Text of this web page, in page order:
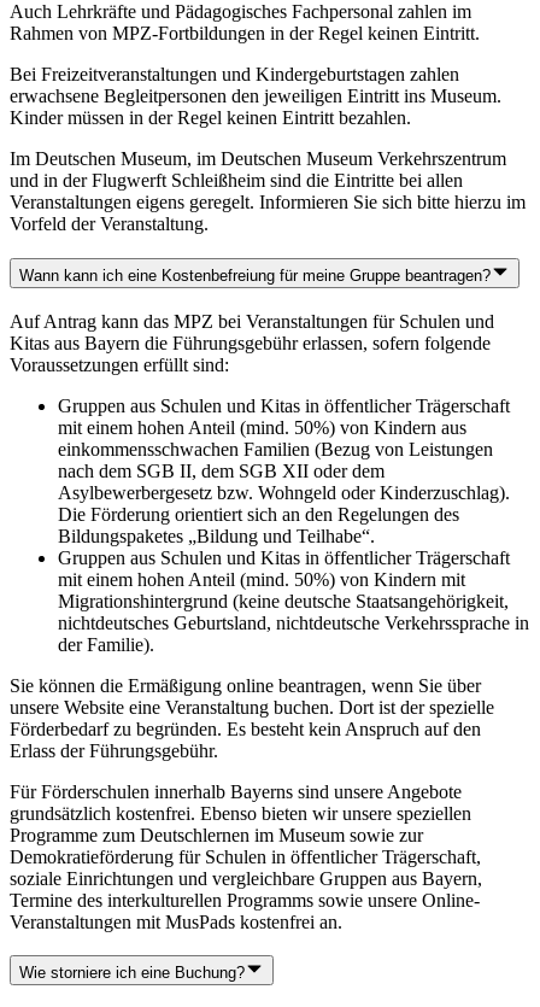
Auch Lehrkräfte und Pädagogisches Fachpersonal zahlen im
Rahmen von MPZ-Fortbildungen in der Regel keinen Eintritt.
Bei Freizeitveranstaltungen und Kindergeburtstagen zahlen
erwachsene Begleitpersonen den jeweiligen Eintritt ins Museum.
Kinder müssen in der Regel keinen Eintritt bezahlen.
Im Deutschen Museum, im Deutschen Museum Verkehrszentrum
und in der Flugwerft Schleißheim sind die Eintritte bei allen
Veranstaltungen eigens geregelt. Informieren Sie sich bitte hierzu im
Vorfeld der Veranstaltung.
Wann kann ich eine Kostenbefreiung für meine Gruppe beantragen?
Auf Antrag kann das MPZ bei Veranstaltungen für Schulen und
Kitas aus Bayern die Führungsgebühr erlassen, sofern folgende
Voraussetzungen erfüllt sind:
Gruppen aus Schulen und Kitas in öffentlicher Trägerschaft
mit einem hohen Anteil (mind. 50%) von Kindern aus
einkommensschwachen Familien (Bezug von Leistungen
nach dem SGB II, dem SGB XII oder dem
Asylbewerbergesetz bzw. Wohngeld oder Kinderzuschlag).
Die Förderung orientiert sich an den Regelungen des
Bildungspaketes „Bildung und Teilhabe“.
Gruppen aus Schulen und Kitas in öffentlicher Trägerschaft
mit einem hohen Anteil (mind. 50%) von Kindern mit
Migrationshintergrund (keine deutsche Staatsangehörigkeit,
nichtdeutsches Geburtsland, nichtdeutsche Verkehrssprache in
der Familie).
Sie können die Ermäßigung online beantragen, wenn Sie über
unsere Website eine Veranstaltung buchen. Dort ist der spezielle
Förderbedarf zu begründen. Es besteht kein Anspruch auf den
Erlass der Führungsgebühr.
Für Förderschulen innerhalb Bayerns sind unsere Angebote
grundsätzlich kostenfrei. Ebenso bieten wir unsere speziellen
Programme zum Deutschlernen im Museum sowie zur
Demokratieförderung für Schulen in öffentlicher Trägerschaft,
soziale Einrichtungen und vergleichbare Gruppen aus Bayern,
Termine des interkulturellen Programms sowie unsere Online-
Veranstaltungen mit MusPads kostenfrei an.
Wie storniere ich eine Buchung?